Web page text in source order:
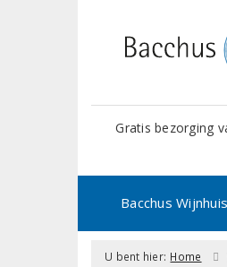
Gratis bezorging
Bacchus Wijnhuis
U bent hier: Home